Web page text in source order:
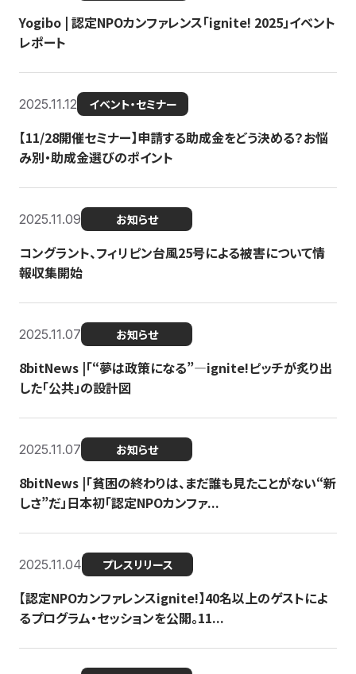
Yogibo | 認定NPOカンファレンス「ignite! 2025」イベント
レポート
2025.11.12 イベント・セミナー
【11/28開催セミナー】申請する助成金をどう決める？お悩
み別・助成金選びのポイント
2025.11.09 お知らせ
コングラント、フィリピン台風25号による被害について情
報収集開始
2025.11.07 お知らせ
8bitNews |「“夢は政策になる”—ignite!ピッチが炙り出
した「公共」の設計図
2025.11.07 お知らせ
8bitNews |「貧困の終わりは、まだ誰も見たことがない“新
しさ”だ」日本初「認定NPOカンファ...
2025.11.04 プレスリリース
【認定NPOカンファレンスignite!】40名以上のゲストによ
るプログラム・セッションを公開。11...